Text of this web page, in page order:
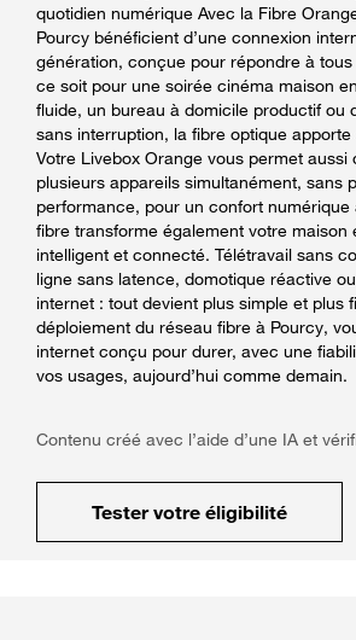
quotidien numérique Avec la Fibre
Pourcy bénéficient d’une connexion
génération, conçue pour répondre à
ce soit pour une soirée cinéma maison
fluide, un bureau à domicile productif ou
sans interruption, la fibre optique
Votre Livebox Orange vous permet aussi
plusieurs appareils simultanément, sans
performance, pour un confort numérique
fibre transforme également votre maison
intelligent et connecté. Télétravail sans
ligne sans latence, domotique réactive
internet : tout devient plus simple et plus
déploiement du réseau fibre à Pourcy,
internet conçu pour durer, avec une
vos usages, aujourd’hui comme demain.
Contenu créé avec l’aide d’une IA et
Tester votre éligibilité